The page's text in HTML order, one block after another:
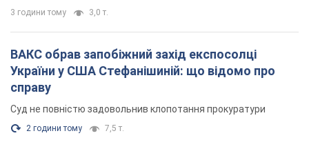
3 години тому 3,0 т.
ВАКС обрав запобіжний захід експосолці
України у США Стефанішиній: що відомо про
справу
Суд не повністю задовольнив клопотання прокуратури
2 години тому 7,5 т.